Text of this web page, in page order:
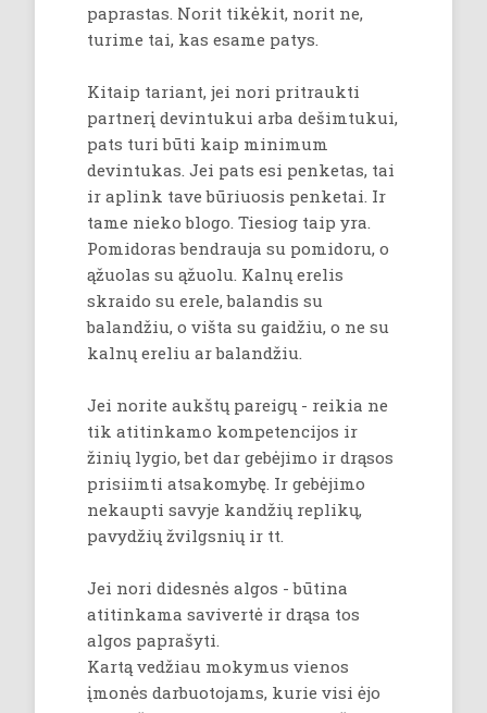
paprastas. Norit tikėkit, norit ne,
turime tai, kas esame patys.
Kitaip tariant, jei nori pritraukti
partnerį devintukui arba dešimtukui,
pats turi būti kaip minimum
devintukas. Jei pats esi penketas, tai
ir aplink tave būriuosis penketai. Ir
tame nieko blogo. Tiesiog taip yra.
Pomidoras bendrauja su pomidoru, o
ąžuolas su ąžuolu. Kalnų erelis
skraido su erele, balandis su
balandžiu, o višta su gaidžiu, o ne su
kalnų ereliu ar balandžiu.
Jei norite aukštų pareigų - reikia ne
tik atitinkamo kompetencijos ir
žinių lygio, bet dar gebėjimo ir drąsos
prisiimti atsakomybę. Ir gebėjimo
nekaupti savyje kandžių replikų,
pavydžių žvilgsnių ir tt.
Jei nori didesnės algos - būtina
atitinkama savivertė ir drąsa tos
algos paprašyti.
Kartą vedžiau mokymus vienos
įmonės darbuotojams, kurie visi ėjo